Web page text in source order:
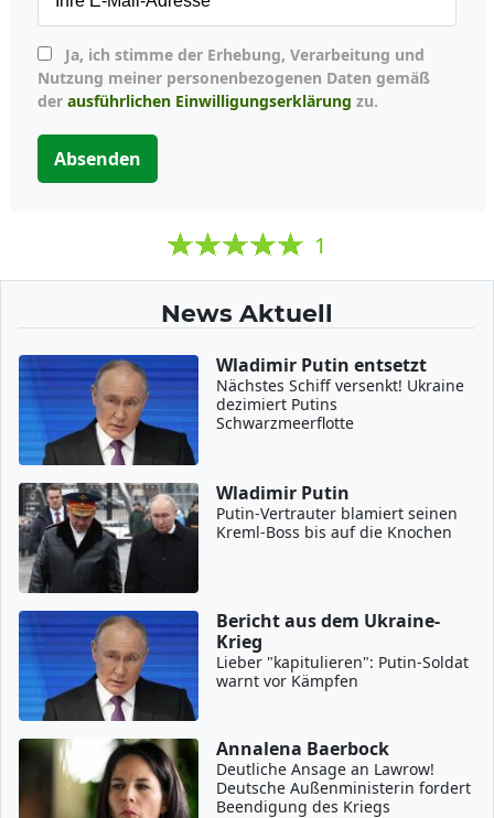
Nutzung meiner personenbezogenen Daten gemäß
der ausführlichen Einwilligungserklärung zu.
Absenden
1
News Aktuell
Wladimir Putin entsetzt
Nächstes Schiff versenkt! Ukraine
dezimiert Putins
Schwarzmeerflotte
Wladimir Putin
Putin-Vertrauter blamiert seinen
Kreml-Boss bis auf die Knochen
Bericht aus dem Ukraine-
Krieg
Lieber "kapitulieren": Putin-Soldat
warnt vor Kämpfen
Annalena Baerbock
Deutliche Ansage an Lawrow!
Deutsche Außenministerin fordert
Beendigung des Kriegs